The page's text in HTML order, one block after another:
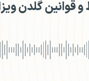
قوانین گلدن